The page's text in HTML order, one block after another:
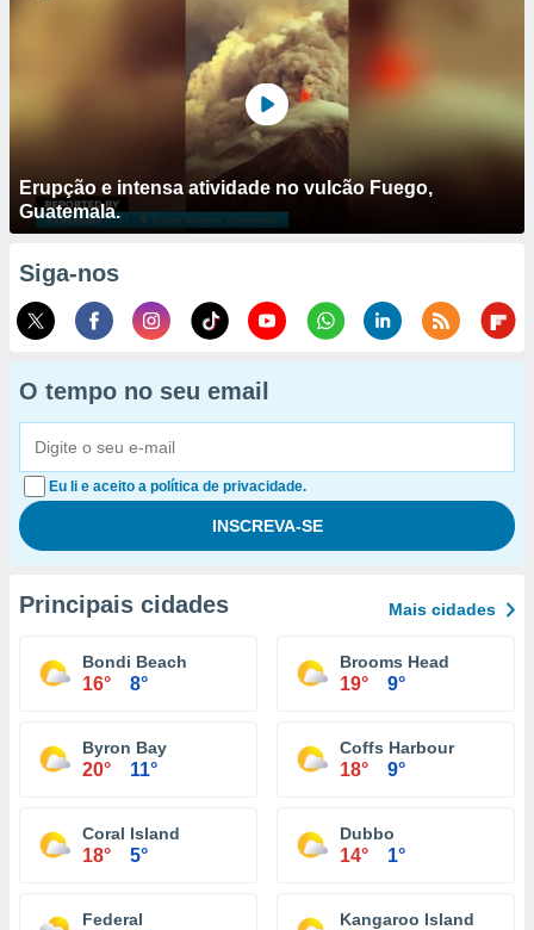
Erupção e intensa atividade no vulcão Fuego,
Guatemala.
Siga-nos
O tempo no seu email
Eu li e aceito a política de privacidade.
Principais cidades Mais cidades
Bondi Beach
16° 8°
Brooms Head
19° 9°
Byron Bay
20° 11°
Coffs Harbour
18° 9°
Coral Island
18° 5°
Dubbo
14° 1°
Federal Kangaroo Island